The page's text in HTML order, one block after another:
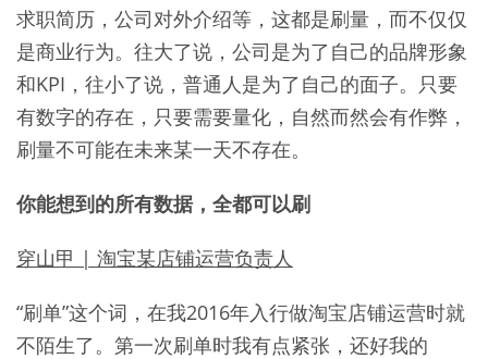
求职简历，公司对外介绍等，这都是刷量，而不仅仅
是商业行为。往大了说，公司是为了自己的品牌形象
和KPI，往小了说，普通人是为了自己的面子。只要
有数字的存在，只要需要量化，自然而然会有作弊，
刷量不可能在未来某一天不存在。
你能想到的所有数据，全都可以刷
穿山甲 | 淘宝某店铺运营负责人
“刷单”这个词，在我2016年入行做淘宝店铺运营时就
不陌生了。第一次刷单时我有点紧张，还好我的